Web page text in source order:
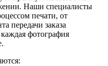
Наши специалисты
печати, от
передачи заказа
фотография